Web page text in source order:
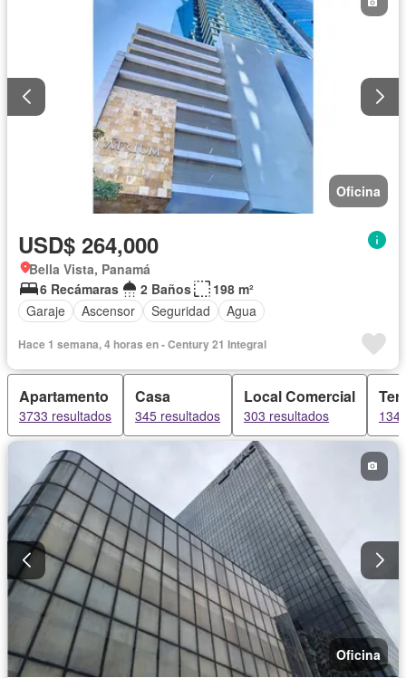
Oficina
USD$ 264,000
Bella Vista, Panamá
6 Recámaras
2 Baños
198 m²
Garaje
Ascensor Seguridad Agua
Hace 1 semana, 4 horas en - Century 21 Integral
Apartamento
3733 resultados
Casa
345 resultados
Local Comercial
303 resultados 134
Oficina